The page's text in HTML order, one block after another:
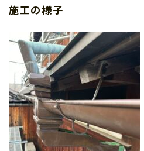
施工の様子